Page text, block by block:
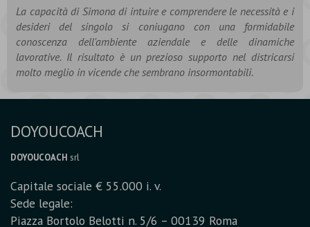
La capacità di Simona di intuire e comprendere le necessità e i
desideri del singolo si coniugano con una formidabile
conoscenza dell'ambiente aziendale e delle dinamiche
lavorative. Il risultato è un prezioso supporto nel districarsi
molto meglio in vicende che sembrano insormontabili.
DOYOUCOACH
DOYOUCOACH srl
Capitale sociale € 55.000 i. v.
Sede legale:
Piazza Bortolo Belotti n. 5/6 – 00139 Roma